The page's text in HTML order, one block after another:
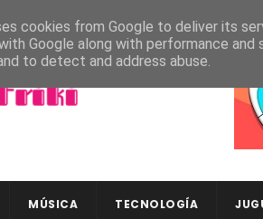
MÚSICA TECNOLOGÍA
cookies from Google to deliver its
Google along with performance
to detect and address abuse.